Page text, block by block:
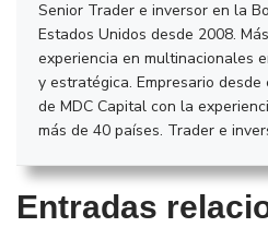
Senior Trader e inversor en la
Estados Unidos desde 2008.
experiencia en multinacionales
y estratégica. Empresario
de MDC Capital con la
más de 40 países. Trader e
Entradas